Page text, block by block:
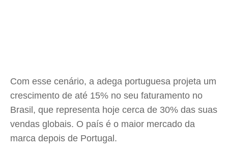
Com esse cenário, a adega portuguesa projeta um
crescimento de até 15% no seu faturamento no
Brasil, que representa hoje cerca de 30% das suas
vendas globais. O país é o maior mercado da
marca depois de Portugal.